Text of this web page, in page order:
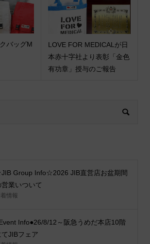
バッグM
LOVE FOR MEDICALが日
本赤十字社より表彰「金色
有功章」授与のご報告
Group Info☆2026 JIB直営店お盆期間
営業いついて
情報
Info●26/8/12～阪急うめだ本店10階
てJIBフェア